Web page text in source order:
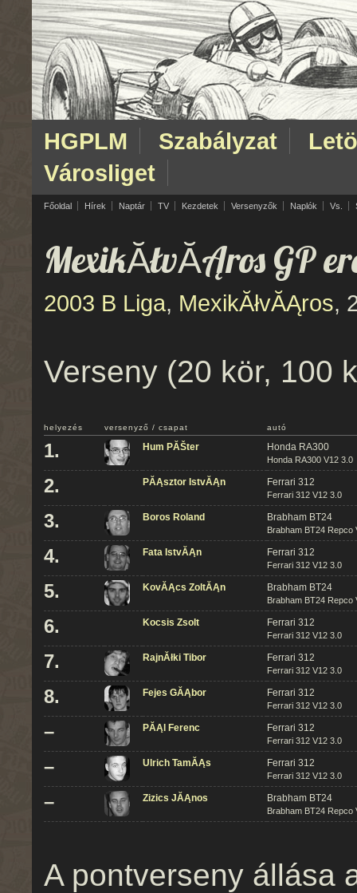
HGPLM Szabályzat
Városliget
Főoldal Hírek Naptár TV Kezdetek Versenyzők Naplók Vs.
MexikĂłvĂĄros GP
2003 B Liga, MexikĂłvĂĄros,
Verseny (20 kör, 100
helyezés versenyző / csapat autó
1. Hum PĂŠter Honda RA300
Honda RA300 V12 3.0
2. PĂĄsztor IstvĂĄn Ferrari 312
Ferrari 312 V12 3.0
3. Boros Roland Brabham BT24
Brabham BT24 Repco
4. Fata IstvĂĄn Ferrari 312
Ferrari 312 V12 3.0
5. KovĂĄcs ZoltĂĄn Brabham BT24
Brabham BT24 Repco
6. Kocsis Zsolt Ferrari 312
Ferrari 312 V12 3.0
7. RajnĂłki Tibor Ferrari 312
Ferrari 312 V12 3.0
8. Fejes GĂĄbor Ferrari 312
Ferrari 312 V12 3.0
– PĂĄl Ferenc Ferrari 312
Ferrari 312 V12 3.0
– Ulrich TamĂĄs Ferrari 312
Ferrari 312 V12 3.0
– Zizics JĂĄnos Brabham BT24
Brabham BT24 Repco
A pontverseny állása